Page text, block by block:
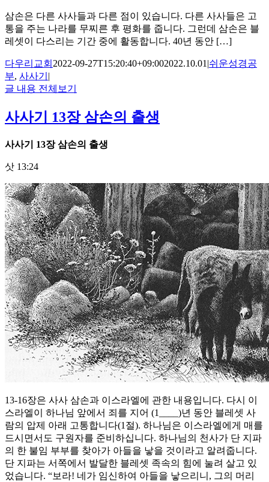
삼손은 다른 사사들과 다른 점이 있습니다. 다른 사사들은 고
통을 주는 나라를 무찌른 후 평화를 줍니다. 그런데 삼손은 블
레셋이 다스리는 기간 중에 활동합니다. 40년 동안 […]
다우리교회 2022-09-27T15:20:40+09:002022.10.01 쉬운성경공
부, 사사기
글 내용 전체보기
사사기 13장 삼손의 출생
사사기 13장 삼손의 출생
삿 13:24
13-16장은 사사 삼손과 이스라엘에 관한 내용입니다. 다시 이
스라엘이 하나님 앞에서 죄를 지어 (1____)년 동안 블레셋 사
람의 압제 아래 고통합니다(1절). 하나님은 이스라엘에게 매를
드시면서도 구원자를 준비하십니다. 하나님의 천사가 단 지파
의 한 불임 부부를 찾아가 아들을 낳을 것이라고 알려줍니다.
단 지파는 서쪽에서 발달한 블레셋 족속의 힘에 눌려 살고 있
었습니다. “보라! 네가 임신하여 아들을 낳으리니, 그의 머리